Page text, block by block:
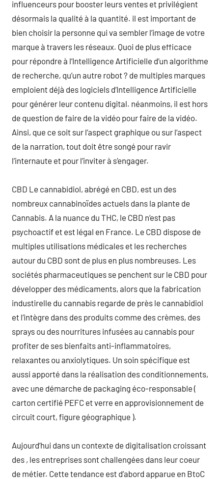
influenceurs pour booster leurs ventes et privilégient
désormais la qualité à la quantité. il est important de
bien choisir la personne qui va sembler l’image de votre
marque à travers les réseaux. Quoi de plus efficace
pour répondre à l’Intelligence Artificielle d’un algorithme
de recherche, qu’un autre robot ? de multiples marques
emploient déjà des logiciels d’Intelligence Artificielle
pour générer leur contenu digital. néanmoins, il est hors
de question de faire de la vidéo pour faire de la vidéo.
Ainsi, que ce soit sur l’aspect graphique ou sur l’aspect
de la narration, tout doit être songé pour ravir
l’internaute et pour l’inviter à s’engager.
CBD Le cannabidiol, abrégé en CBD, est un des
nombreux cannabinoïdes actuels dans la plante de
Cannabis. A la nuance du THC, le CBD n’est pas
psychoactif et est légal en France. Le CBD dispose de
multiples utilisations médicales et les recherches
autour du CBD sont de plus en plus nombreuses. Les
sociétés pharmaceutiques se penchent sur le CBD pour
développer des médicaments, alors que la fabrication
industirelle du cannabis regarde de près le cannabidiol
et l’intègre dans des produits comme des crèmes, des
sprays ou des nourritures infusées au cannabis pour
profiter de ses bienfaits anti-inflammatoires,
relaxantes ou anxiolytiques. Un soin spécifique est
aussi apporté dans la réalisation des conditionnements,
avec une démarche de packaging éco-responsable (
carton certifié PEFC et verre en approvisionnement de
circuit court, figure géographique ).
Aujourd’hui dans un contexte de digitalisation croissant
des , les entreprises sont challengées dans leur coeur
de métier. Cette tendance est d’abord apparue en BtoC